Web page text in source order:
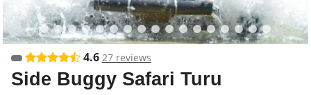
4.6 27 reviews
Side Buggy Safari Turu